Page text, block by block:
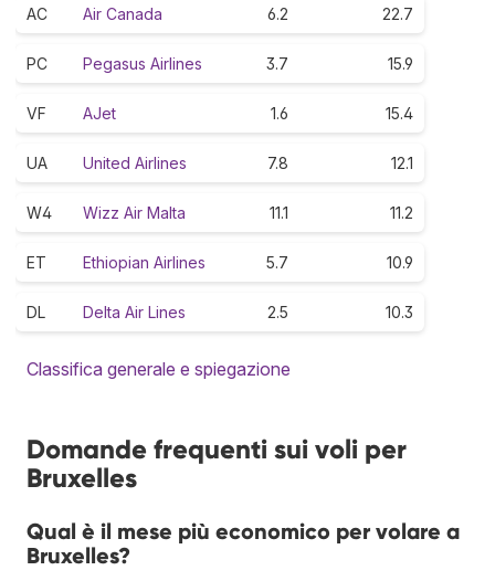
AC Air Canada 6.2 22.7
PC Pegasus Airlines 3.7 15.9
VF AJet 1.6 15.4
UA United Airlines 7.8 12.1
W4 Wizz Air Malta 11.1 11.2
ET Ethiopian Airlines 5.7 10.9
DL Delta Air Lines 2.5 10.3
Classifica generale e spiegazione
Domande frequenti sui voli per
Bruxelles
Qual è il mese più economico per volare a
Bruxelles?